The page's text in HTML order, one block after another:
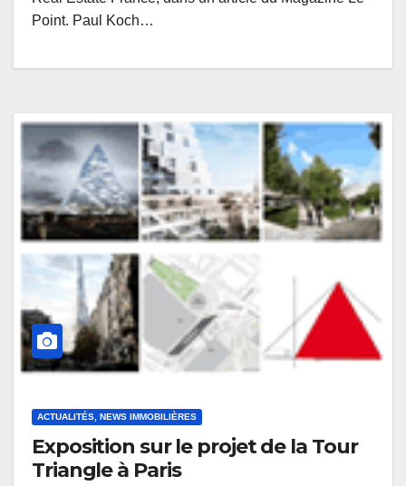
Point. Paul Koch…
ACTUALITÉS, NEWS IMMOBILIÈRES
Exposition sur le projet de la Tour
Triangle à Paris